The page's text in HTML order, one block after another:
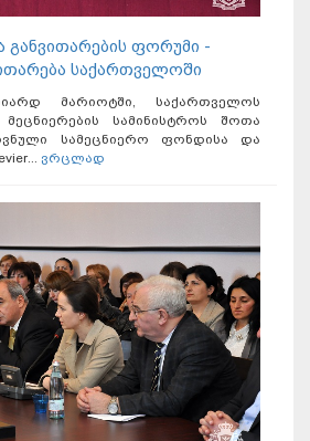
განვითარების ფორუმი -
საქართველოში
მარიოტში, საქართველოს
სამინისტროს შოთა
სამეცნიერო ფონდისა და
ვრცლად